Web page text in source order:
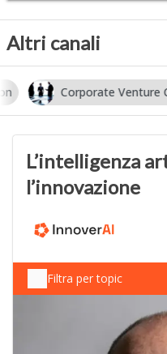
Altri canali
Corporate Venture
L’intelligenza
l’innovazione
Filtra per topic